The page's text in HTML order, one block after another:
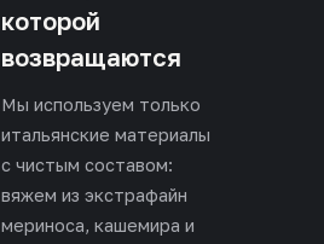
которой
возвращаются
Мы используем только
итальянские материалы
с чистым составом:
вяжем из экстрафайн
мериноса, кашемира и